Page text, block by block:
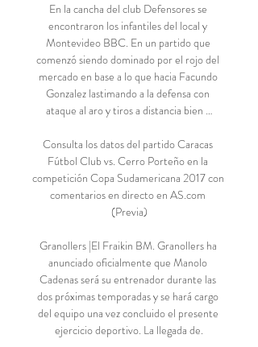
En la cancha del club Defensores se
encontraron los infantiles del local y
Montevideo BBC. En un partido que
comenzó siendo dominado por el rojo del
mercado en base a lo que hacia Facundo
Gonzalez lastimando a la defensa con
ataque al aro y tiros a distancia bien …
Consulta los datos del partido Caracas
Fútbol Club vs. Cerro Porteño en la
competición Copa Sudamericana 2017 con
comentarios en directo en AS.com
(Previa)
Granollers |El Fraikin BM. Granollers ha
anunciado oficialmente que Manolo
Cadenas será su entrenador durante las
dos próximas temporadas y se hará cargo
del equipo una vez concluido el presente
ejercicio deportivo. La llegada de.